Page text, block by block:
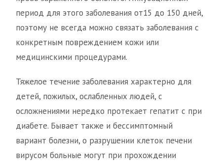
период для этого заболевания от15 до 150 дней,
поэтому не всегда можно связать заболевания с
конкретным повреждением кожи или
медицинскими процедурами.
Тяжелое течение заболевания характерно для
детей, пожилых, ослабленных людей, с
осложнениями нередко протекает гепатит с при
диабете. Бывает также и бессимптомный
вариант болезни, о разрушении клеток печени
вирусом больные могут при прохождении